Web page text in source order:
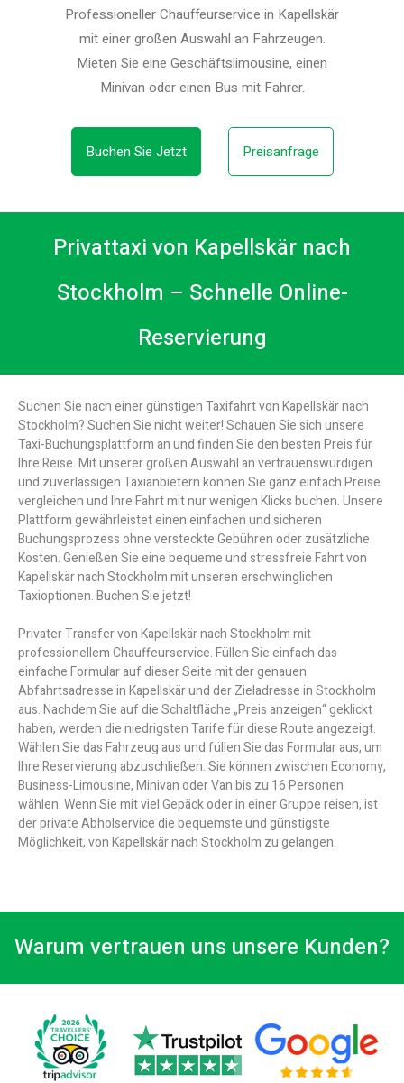
Professioneller Chauffeurservice in Kapellskär
mit einer großen Auswahl an Fahrzeugen.
Mieten Sie eine Geschäftslimousine, einen
Minivan oder einen Bus mit Fahrer.
Buchen Sie Jetzt Preisanfrage
Privattaxi von Kapellskär nach
Stockholm – Schnelle Online-
Reservierung
Suchen Sie nach einer günstigen Taxifahrt von Kapellskär nach
Stockholm? Suchen Sie nicht weiter! Schauen Sie sich unsere
Taxi-Buchungsplattform an und finden Sie den besten Preis für
Ihre Reise. Mit unserer großen Auswahl an vertrauenswürdigen
und zuverlässigen Taxianbietern können Sie ganz einfach Preise
vergleichen und Ihre Fahrt mit nur wenigen Klicks buchen. Unsere
Plattform gewährleistet einen einfachen und sicheren
Buchungsprozess ohne versteckte Gebühren oder zusätzliche
Kosten. Genießen Sie eine bequeme und stressfreie Fahrt von
Kapellskär nach Stockholm mit unseren erschwinglichen
Taxioptionen. Buchen Sie jetzt!
Privater Transfer von Kapellskär nach Stockholm mit
professionellem Chauffeurservice. Füllen Sie einfach das
einfache Formular auf dieser Seite mit der genauen
Abfahrtsadresse in Kapellskär und der Zieladresse in Stockholm
aus. Nachdem Sie auf die Schaltfläche „Preis anzeigen“ geklickt
haben, werden die niedrigsten Tarife für diese Route angezeigt.
Wählen Sie das Fahrzeug aus und füllen Sie das Formular aus, um
Ihre Reservierung abzuschließen. Sie können zwischen Economy,
Business-Limousine, Minivan oder Van bis zu 16 Personen
wählen. Wenn Sie mit viel Gepäck oder in einer Gruppe reisen, ist
der private Abholservice die bequemste und günstigste
Möglichkeit, von Kapellskär nach Stockholm zu gelangen.
Warum vertrauen uns unsere Kunden?